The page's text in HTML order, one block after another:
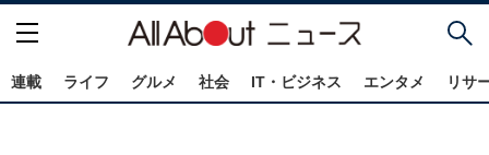
連載 ライフ グルメ 社会 IT・ビジネス エンタメ リサ